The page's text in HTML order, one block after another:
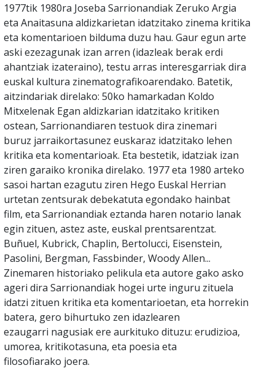
1977tik 1980ra Joseba Sarrionandiak Zeruko Argia
eta Anaitasuna aldizkarietan idatzitako zinema kritika
eta komentarioen bilduma duzu hau. Gaur egun arte
aski ezezagunak izan arren (idazleak berak erdi
ahantziak izateraino), testu arras interesgarriak dira
euskal kultura zinematografikoarendako. Batetik,
aitzindariak direlako: 50ko hamarkadan Koldo
Mitxelenak Egan aldizkarian idatzitako kritiken
ostean, Sarrionandiaren testuok dira zinemari
buruz jarraikortasunez euskaraz idatzitako lehen
kritika eta komentarioak. Eta bestetik, idatziak izan
ziren garaiko kronika direlako. 1977 eta 1980 arteko
sasoi hartan ezagutu ziren Hego Euskal Herrian
urtetan zentsurak debekatuta egondako hainbat
film, eta Sarrionandiak eztanda haren notario lanak
egin zituen, astez aste, euskal prentsarentzat.
Buñuel, Kubrick, Chaplin, Bertolucci, Eisenstein,
Pasolini, Bergman, Fassbinder, Woody Allen...
Zinemaren historiako pelikula eta autore gako asko
ageri dira Sarrionandiak hogei urte inguru zituela
idatzi zituen kritika eta komentarioetan, eta horrekin
batera, gero bihurtuko zen idazlearen
ezaugarri nagusiak ere aurkituko dituzu: erudizioa,
umorea, kritikotasuna, eta poesia eta
filosofiarako joera.